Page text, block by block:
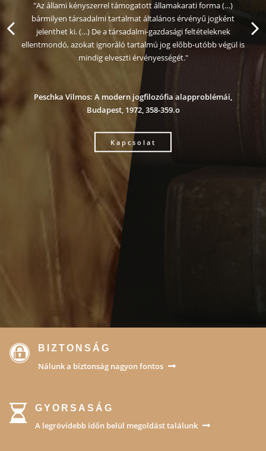
végül is
BIZTONSÁG
Nálunk a biztonság nagyon fontos
GYORSASÁG
A legrövidebb időn belül megoldást találunk